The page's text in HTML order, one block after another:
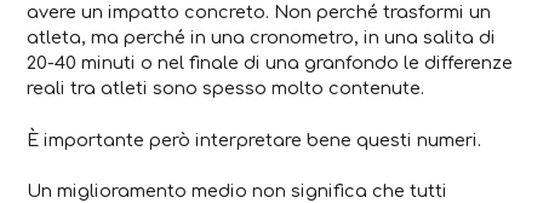
avere un impatto concreto. Non perché trasformi un
atleta, ma perché in una cronometro, in una salita di
20-40 minuti o nel finale di una granfondo le differenze
reali tra atleti sono spesso molto contenute.
È importante però interpretare bene questi numeri.
Un miglioramento medio non significa che tutti